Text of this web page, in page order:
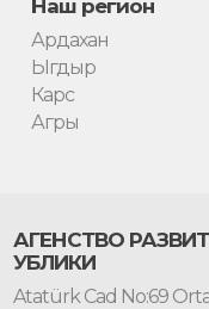
Наш регион
Ардахан
Ыгдыр
Карс
Агры
АГЕНСТВО
УБЛИКИ
Atatürk Cad No:69